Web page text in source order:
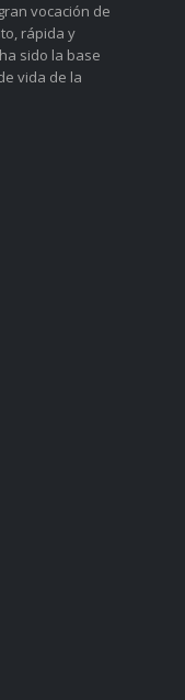
vocación de
rápida y
sido la base
vida de la